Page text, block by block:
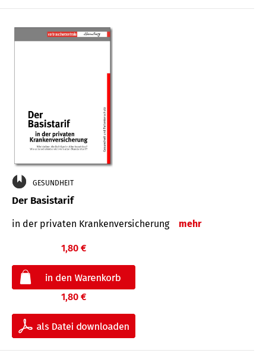
GESUNDHEIT
Der Basistarif
in der privaten Kran­ken­ver­siche­rung mehr
1,80 €
1,80 €